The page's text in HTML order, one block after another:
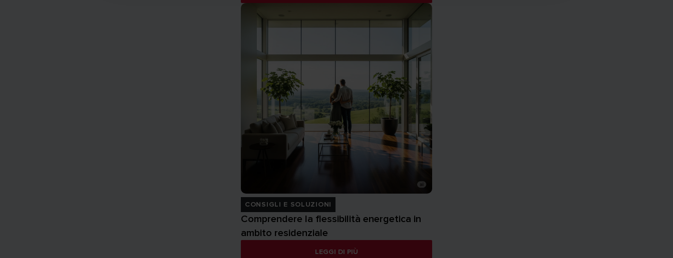
CONSIGLI E SOLUZIONI
Comprendere la flessibilità energetica in
ambito residenziale
LEGGI DI PIÙ